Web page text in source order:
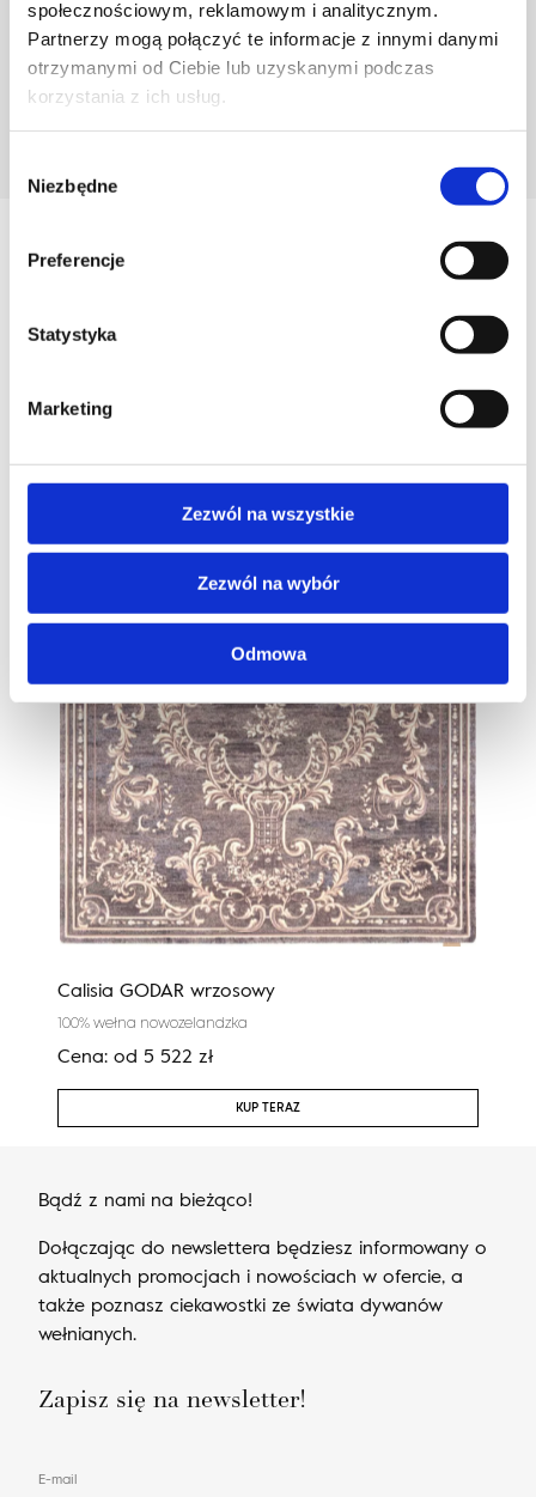
społecznościowym, reklamowym i analitycznym.
Partnerzy mogą połączyć te informacje z innymi danymi
otrzymanymi od Ciebie lub uzyskanymi podczas
korzystania z ich usług.
zgody
Niezbędne
Preferencje
Statystyka
Marketing
Zezwól na wszystkie
Zezwól na wybór
Odmowa
Zobacz
Calisia GODAR wrzosowy
100% wełna nowozelandzka
Cena: od 5 522 zł
KUP TERAZ
Bądź z nami na bieżąco!
Dołączając do newslettera będziesz informowany o
aktualnych promocjach i nowościach w ofercie, a
także poznasz ciekawostki ze świata dywanów
wełnianych.
Zapisz się na newsletter!
E-mail